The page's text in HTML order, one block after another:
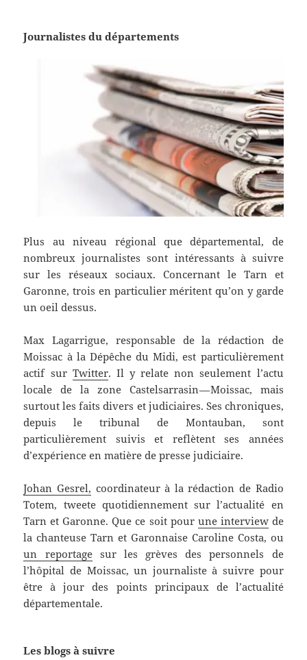
Journalistes du départements
Plus au niveau régional que départemental, de
nombreux journalistes sont intéressants à suivre
sur les réseaux sociaux. Concernant le Tarn et
Garonne, trois en particulier méritent qu’on y garde
un oeil dessus.
Max Lagarrigue, responsable de la rédaction de
Moissac à la Dépêche du Midi, est particulièrement
actif sur Twitter. Il y relate non seulement l’actu
locale de la zone Castelsarrasin — Moissac, mais
surtout les faits divers et judiciaires. Ses chroniques,
depuis le tribunal de Montauban, sont
particulièrement suivis et reflètent ses années
d’expérience en matière de presse judiciaire.
Johan Gesrel, coordinateur à la rédaction de Radio
Totem, tweete quotidiennement sur l’actualité en
Tarn et Garonne. Que ce soit pour une interviewde
la chanteuse Tarn et Garonnaise Caroline Costa, ou
un reportagesur les grèves des personnels de
l’hôpital de Moissac, un journaliste à suivre pour
être à jour des points principaux de l’actualité
départementale.
Les blogs à suivre